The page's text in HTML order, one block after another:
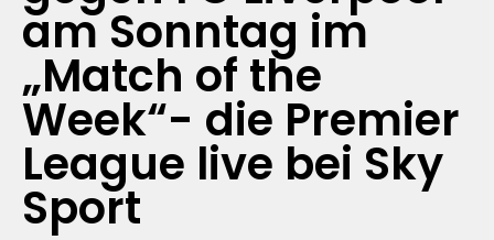
am Sonntag im
„Match of the
Week“- die Premier
League live bei Sky
Sport